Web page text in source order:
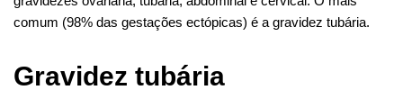
o
k
r
e
s
t
I
n
g
a
A
p
p
t
comum (98% das gestações ectópicas) é a gravidez tubária.
Gravidez tubária